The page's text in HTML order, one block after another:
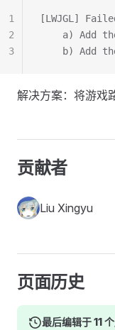
[LWJGL]
a) Add
b) Add
1
2
3
解决方案：将游戏
贡献者
Liu Xingyu
页面历史
最后编辑于 11